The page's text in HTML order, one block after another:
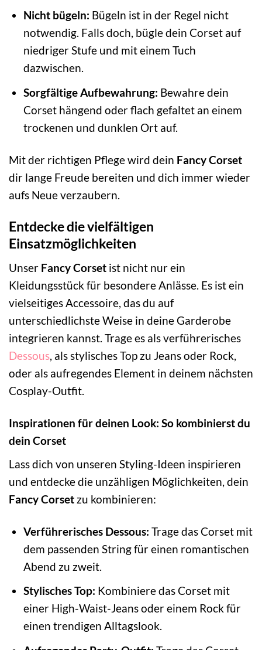
Nicht bügeln: Bügeln ist in der Regel nicht
notwendig. Falls doch, bügle dein Corset auf
niedriger Stufe und mit einem Tuch
dazwischen.
Sorgfältige Aufbewahrung: Bewahre dein
Corset hängend oder flach gefaltet an einem
trockenen und dunklen Ort auf.
Mit der richtigen Pflege wird dein Fancy Corset
dir lange Freude bereiten und dich immer wieder
aufs Neue verzaubern.
Entdecke die vielfältigen
Einsatzmöglichkeiten
Unser Fancy Corset ist nicht nur ein
Kleidungsstück für besondere Anlässe. Es ist ein
vielseitiges Accessoire, das du auf
unterschiedlichste Weise in deine Garderobe
integrieren kannst. Trage es als verführerisches
Dessous, als stylisches Top zu Jeans oder Rock,
oder als aufregendes Element in deinem nächsten
Cosplay-Outfit.
Inspirationen für deinen Look: So kombinierst du
dein Corset
Lass dich von unseren Styling-Ideen inspirieren
und entdecke die unzähligen Möglichkeiten, dein
Fancy Corset zu kombinieren:
Verführerisches Dessous: Trage das Corset mit
dem passenden String für einen romantischen
Abend zu zweit.
Stylisches Top: Kombiniere das Corset mit
einer High-Waist-Jeans oder einem Rock für
einen trendigen Alltagslook.